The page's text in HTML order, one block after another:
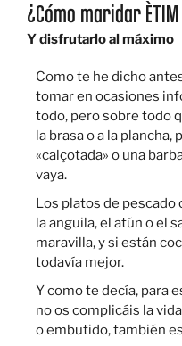
¿Cómo maridar
Y disfrutarlo al máximo
Como te he dicho
tomar en ocasiones
todo, pero sobre todo
la brasa o a la plancha,
«calçotada» o una
vaya.
Los platos de pescado
la anguila, el atún o el
maravilla, y si están
todavía mejor.
Y como te decía, para
no os complicáis la
o embutido, también